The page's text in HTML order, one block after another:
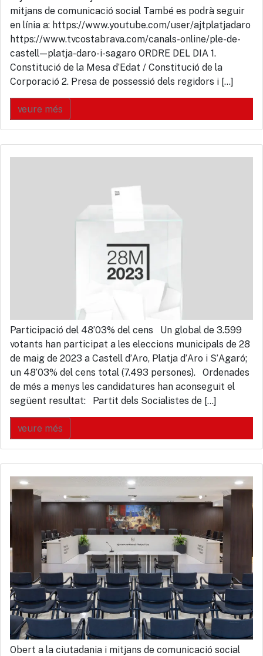
mitjans de comunicació social També es podrà seguir
en línia a: https://www.youtube.com/user/ajtplatjadaro
https://www.tvcostabrava.com/canals-online/ple-de-
castell—platja-daro-i-sagaro ORDRE DEL DIA 1.
Constitució de la Mesa d’Edat / Constitució de la
Corporació 2. Presa de possessió dels regidors i […]
veure més
Participació del 48’03% del cens Un global de 3.599
votants han participat a les eleccions municipals de 28
de maig de 2023 a Castell d’Aro, Platja d’Aro i S’Agaró;
un 48’03% del cens total (7.493 persones). Ordenades
de més a menys les candidatures han aconseguit el
següent resultat: Partit dels Socialistes de […]
veure més
Obert a la ciutadania i mitjans de comunicació social